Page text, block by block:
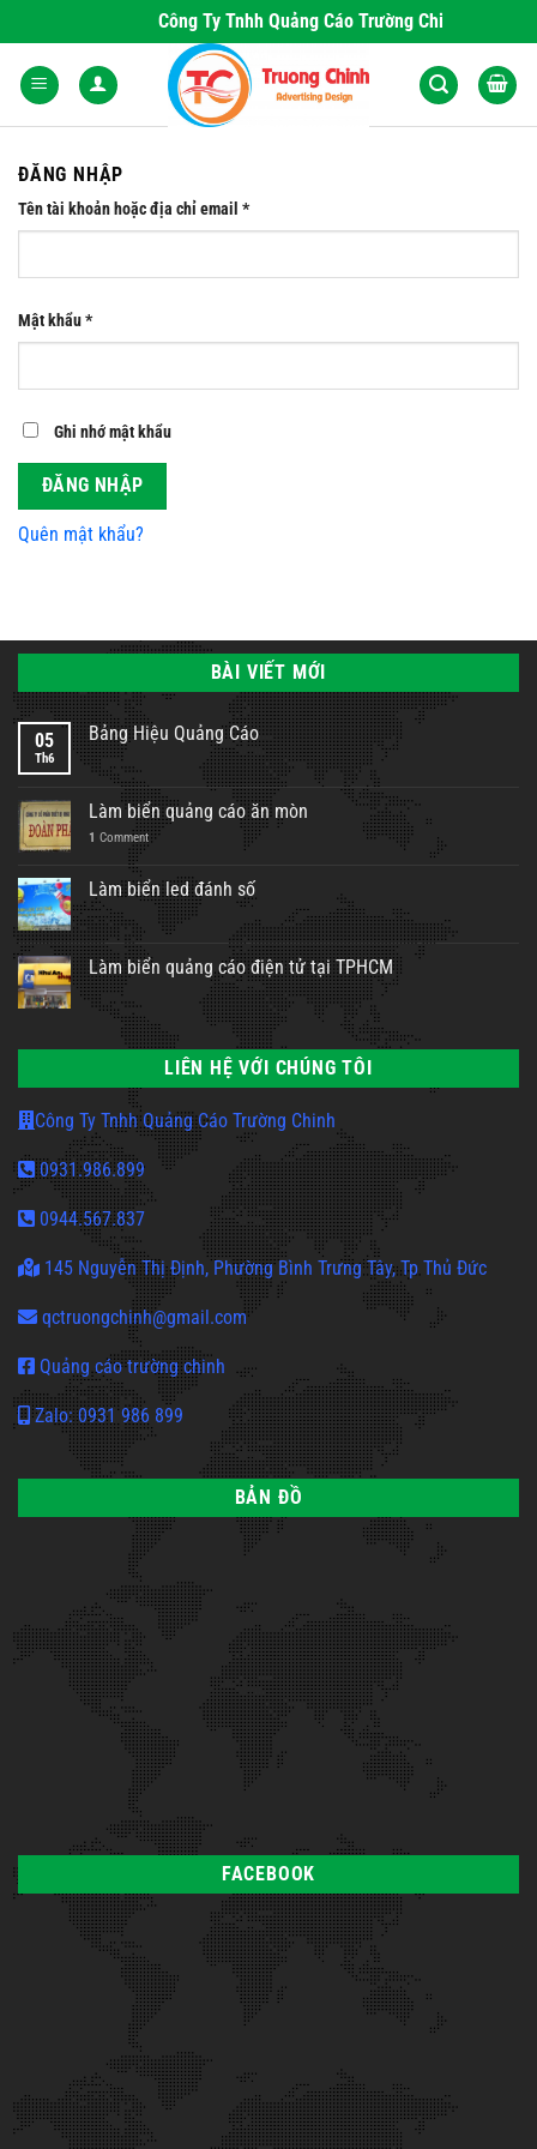
to
content
Công Ty Tnhh Quảng Cáo Trường Chinh - Nơi
ĐĂNG NHẬP
Tên tài khoản hoặc địa chỉ email *Bắt
buộc
Mật khẩu*Bắt
buộc
Ghi nhớ mật khẩu
ĐĂNG NHẬP
Quên mật khẩu?
BÀI VIẾT MỚI
05
Th6
Bảng Hiệu Quảng Cáo
Làm biển quảng cáo ăn mòn
1 Comment
Làm biển led đánh số
Làm biển quảng cáo điện tử tại TPHCM
LIÊN HỆ VỚI CHÚNG TÔI
Công Ty Tnhh Quảng Cáo Trường Chinh
0931.986.899
0944.567.837
145 Nguyễn Thị Định, Phường Bình Trưng Tây, Tp Thủ Đức
qctruongchinh@gmail.com
Quảng cáo trường chinh
Zalo: 0931 986 899
BẢN ĐỒ
FACEBOOK